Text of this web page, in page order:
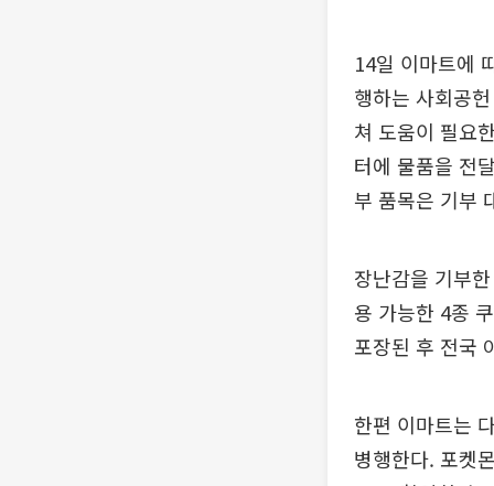
14일 이마트에
행하는 사회공
쳐 도움이 필요
터에 물품을 전
부 품목은 기부
장난감을 기부
용 가능한 4종
포장된 후 전국
한편 이마트는
병행한다. 포켓